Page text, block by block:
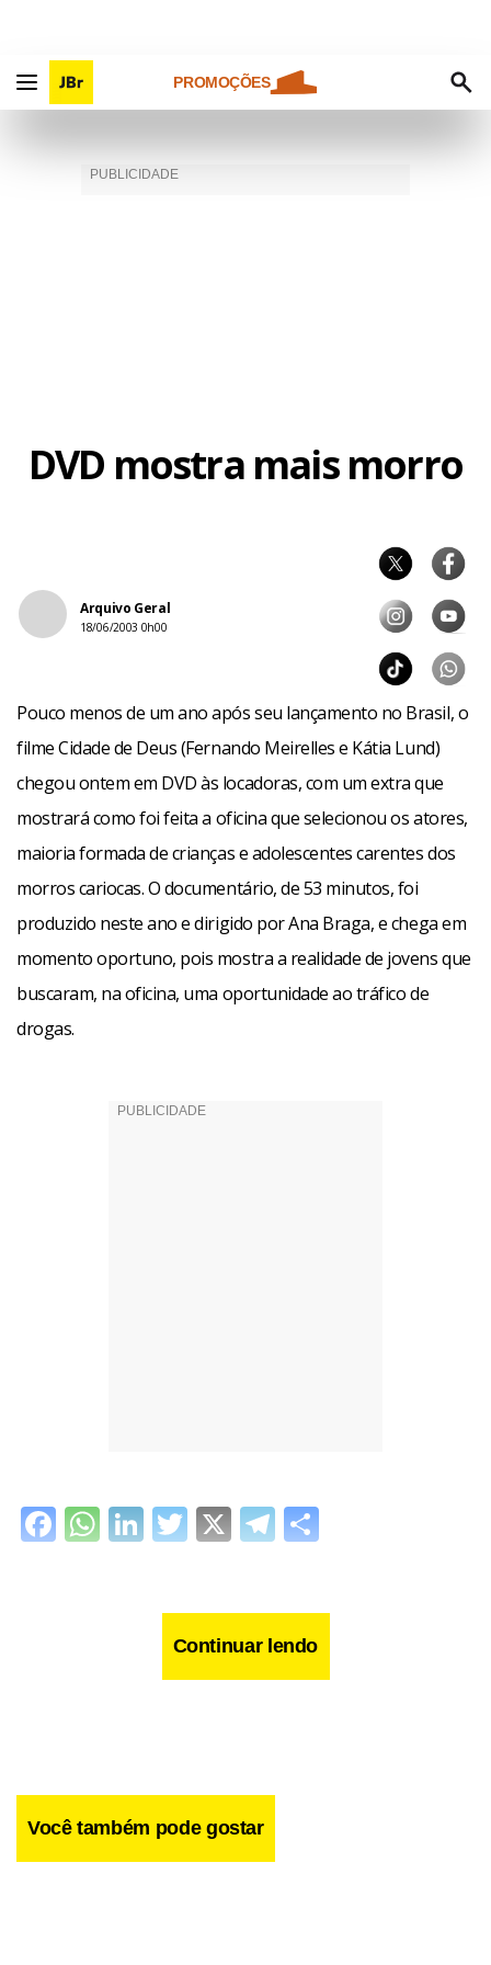
PROMOÇÕES
DVD mostra mais morro
Arquivo Geral
18/06/2003 0h00
Pouco menos de um ano após seu lançamento no Brasil, o
filme Cidade de Deus (Fernando Meirelles e Kátia Lund)
chegou ontem em DVD às locadoras, com um extra que
mostrará como foi feita a oficina que selecionou os atores,
maioria formada de crianças e adolescentes carentes dos
morros cariocas. O documentário, de 53 minutos, foi
produzido neste ano e dirigido por Ana Braga, e chega em
momento oportuno, pois mostra a realidade de jovens que
buscaram, na oficina, uma oportunidade ao tráfico de
drogas.
Facebook
WhatsApp
LinkedIn
Twitter
X Telegram
Continuar lendo
Você também pode gostar